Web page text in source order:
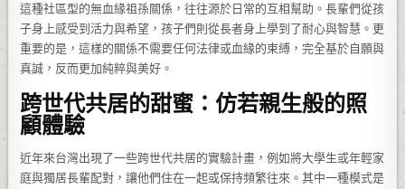
這種社區型的無血緣祖孫關係，往往源於日常的互相幫助。長輩們從孩
子身上感受到活力與希望，孩子們則從長者身上學到了耐心與智慧。更
重要的是，這樣的關係不需要任何法律或血緣的束縛，完全基於自願與
真誠，反而更加純粹與美好。
跨世代共居的甜蜜：仿若親生般的照
顧體驗
近年來台灣出現了一些跨世代共居的實驗計畫，例如將大學生或年輕家
庭與獨居長輩配對，讓他們住在一起或保持頻繁往來。其中一種模式是